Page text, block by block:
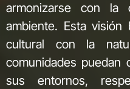
armonizarse con la
ambiente. Esta
cultural con la
comunidades puedan
sus entornos,